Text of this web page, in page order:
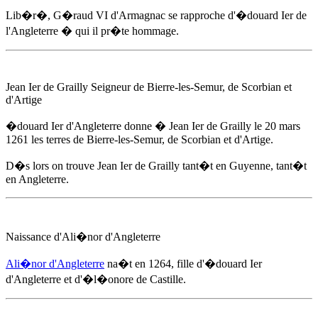
Lib�r�, G�raud VI d'Armagnac se rapproche d'�douard Ier de
l'Angleterre � qui il pr�te hommage.
Jean Ier de Grailly Seigneur de Bierre-les-Semur, de Scorbian et
d'Artige
�douard Ier d'Angleterre donne � Jean Ier de Grailly le 20 mars
1261 les terres de Bierre-les-Semur, de Scorbian et d'Artige.
D�s lors on trouve Jean Ier de Grailly tant�t en Guyenne, tant�t
en Angleterre.
Naissance d'Ali�nor d'Angleterre
Ali�nor d'Angleterre na�t en 1264, fille d'�douard Ier
d'Angleterre et d'�l�onore de Castille.